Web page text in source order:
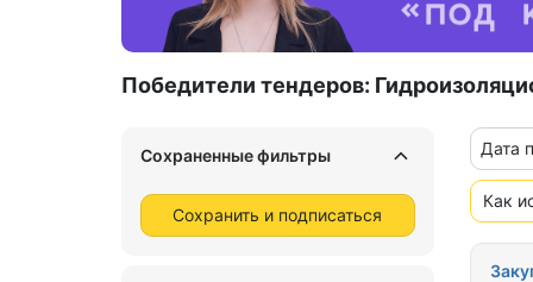
Победители тендеров:
Сохраненные фильтры
Сохранить и подписаться
Дата
Как